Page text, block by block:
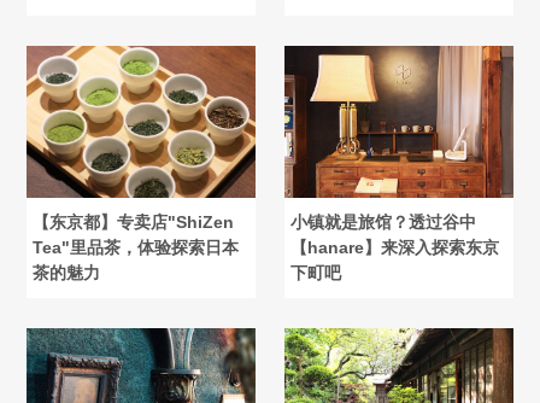
【东京都】专卖店"ShiZen
Tea"里品茶，体验探索日本
茶的魅力
小镇就是旅馆？透过谷中
【hanare】来深入探索东京
下町吧